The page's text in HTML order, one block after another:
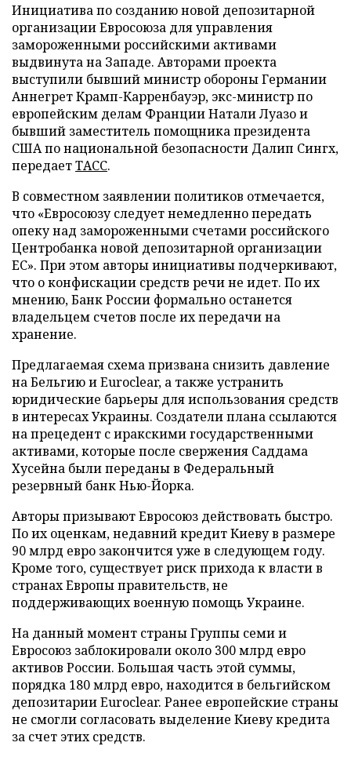
Инициатива по созданию новой депозитарной
организации Евросоюза для управления
замороженными российскими активами
выдвинута на Западе. Авторами проекта
выступили бывший министр обороны Германии
Аннегрет Крамп-Карренбауэр, экс-министр по
европейским делам Франции Натали Луазо и
бывший заместитель помощника президента
США по национальной безопасности Далип Сингх,
передаетТАСС.
В совместном заявлении политиков отмечается,
что «Евросоюзу следует немедленно передать
опеку над замороженными счетами российского
Центробанка новой депозитарной организации
ЕС». При этом авторы инициативы подчеркивают,
что о конфискации средств речи не идет. По их
мнению, Банк России формально останется
владельцем счетов после их передачи на
хранение.
Предлагаемая схема призвана снизить давление
на Бельгию и Euroclear, а также устранить
юридические барьеры для использования средств
в интересах Украины. Создатели плана ссылаются
на прецедент с иракскими государственными
активами, которые после свержения Саддама
Хусейна были переданы в Федеральный
резервный банк Нью-Йорка.
Авторы призывают Евросоюз действовать быстро.
По их оценкам, недавний кредит Киеву в размере
90 млрд евро закончится уже в следующем году.
Кроме того, существует риск прихода к власти в
странах Европы правительств, не
поддерживающих военную помощь Украине.
На данный момент страны Группы семи и
Евросоюз заблокировали около 300 млрд евро
активов России. Большая часть этой суммы,
порядка 180 млрд евро, находится в бельгийском
депозитарии Euroclear. Ранее европейские страны
не смогли согласовать выделение Киеву кредита
за счет этих средств.